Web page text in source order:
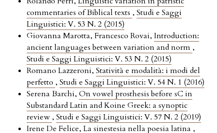
commentaries of Biblical texts , Studi e Saggi
Linguistici: V. 53 N. 2 (2015)
Giovanna Marotta, Francesco Rovai, Introduction:
ancient languages between variation and norm ,
Studi e Saggi Linguistici: V. 53 N. 2 (2015)
Romano Lazzeroni, Statività e modalità: i modi del
perfetto , Studi e Saggi Linguistici: V. 54 N. 1 (2016)
Serena Barchi, On vowel prosthesis before sC in
Substandard Latin and Koine Greek: a synoptic
review , Studi e Saggi Linguistici: V. 57 N. 2 (2019)
Irene De Felice, La sinestesia nella poesia latina ,